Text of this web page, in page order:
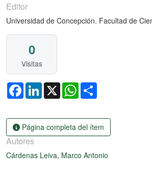
Editor
Universidad de Concepción. Facultad de
0
Visitas
FacebookLinkedIn
X WhatsApp
Página completa del ítem
Autores
Cárdenas Leiva, Marco Antonio